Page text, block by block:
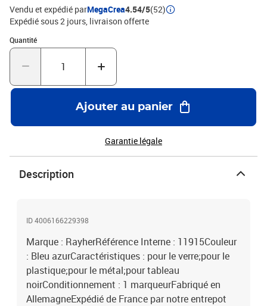
Vendu et expédié parMegaCrea4.54/5(52)
Expédié sous 2 jours livraison offerte
Quantité
Quantité : 1
Ajouter au panier
Garantie légale
Description
ID 4006166229398
Marque : RayherRéférence Interne : 11915Couleur
: Bleu azurCaractéristiques : pour le verre;pour le
plastique;pour le métal;pour tableau
noirConditionnement : 1 marqueurFabriqué en
AllemagneExpédié de France par notre entrepot